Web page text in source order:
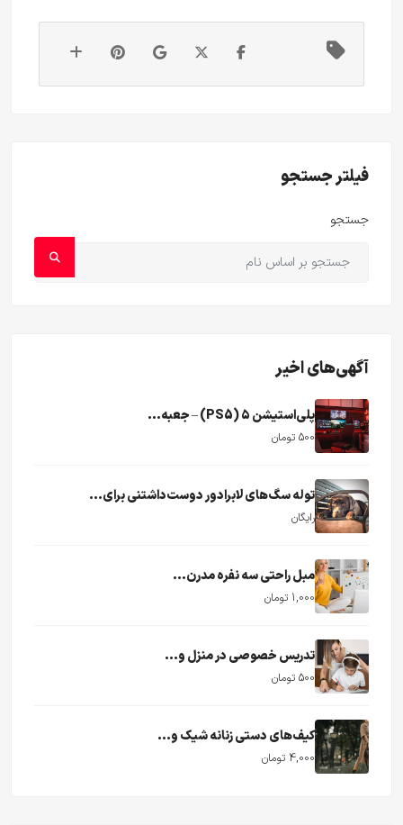
فیلتر جستجو
جستجو
آگهی‌های اخیر
پلی‌استیشن ۵ (PS5) – جعبه...
500 تومان
توله سگ‌های لابرادور دوست‌داشتنی برای...
رایگان
مبل راحتی سه نفره مدرن...
1,000 تومان
تدریس خصوصی در منزل و...
500 تومان
کیف‌های دستی زنانه شیک و...
4,000 تومان